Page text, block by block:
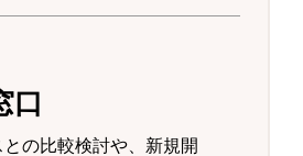
口
の比較検討や、新規開